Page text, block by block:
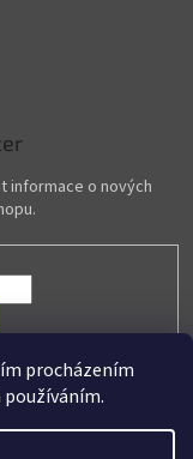
procházením
informace o nových